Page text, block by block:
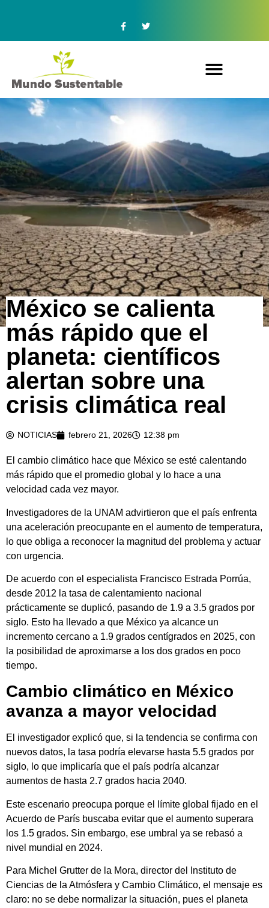
México se calienta
más rápido que el
planeta: científicos
alertan sobre una
crisis climática real
NOTICIAS febrero 21, 2026 12:38 pm
El cambio climático hace que México se esté calentando
más rápido que el promedio global y lo hace a una
velocidad cada vez mayor.
Investigadores de la UNAM advirtieron que el país enfrenta
una aceleración preocupante en el aumento de temperatura,
lo que obliga a reconocer la magnitud del problema y actuar
con urgencia.
De acuerdo con el especialista Francisco Estrada Porrúa,
desde 2012 la tasa de calentamiento nacional
prácticamente se duplicó, pasando de 1.9 a 3.5 grados por
siglo. Esto ha llevado a que México ya alcance un
incremento cercano a 1.9 grados centígrados en 2025, con
la posibilidad de aproximarse a los dos grados en poco
tiempo.
Cambio climático en México
avanza a mayor velocidad
El investigador explicó que, si la tendencia se confirma con
nuevos datos, la tasa podría elevarse hasta 5.5 grados por
siglo, lo que implicaría que el país podría alcanzar
aumentos de hasta 2.7 grados hacia 2040.
Este escenario preocupa porque el límite global fijado en el
Acuerdo de París buscaba evitar que el aumento superara
los 1.5 grados. Sin embargo, ese umbral ya se rebasó a
nivel mundial en 2024.
Para Michel Grutter de la Mora, director del Instituto de
Ciencias de la Atmósfera y Cambio Climático, el mensaje es
claro: no se debe normalizar la situación, pues el planeta